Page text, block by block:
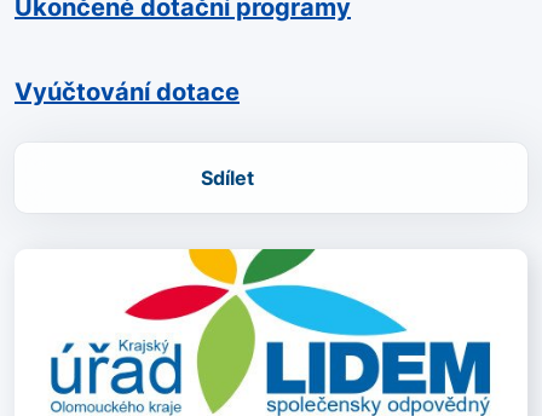
Ukončené dotační programy
Vyúčtování dotace
Sdílet